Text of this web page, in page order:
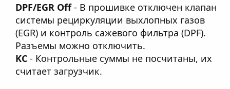
а
н
я
DPF/EGR Off- В прошивке отключен клапан
системы рециркуляции выхлопных газов
(EGR) и контроль сажевого фильтра (DPF).
Разъемы можно отключить.
KC - Контрольные суммы не посчитаны, их
считает загрузчик.